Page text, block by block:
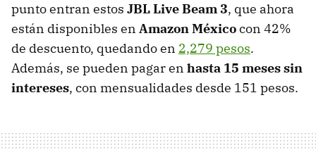
punto entran estos JBL Live Beam 3, que ahora
están disponibles en Amazon Méxicocon 42%
de descuento, quedando en 2,279 pesos.
Además, se pueden pagar en hasta 15 meses sin
intereses, con mensualidades desde 151 pesos.